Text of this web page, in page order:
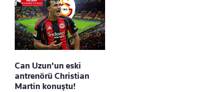
Can Uzun'un eski
antrenörü Christian
Martin konuştu!